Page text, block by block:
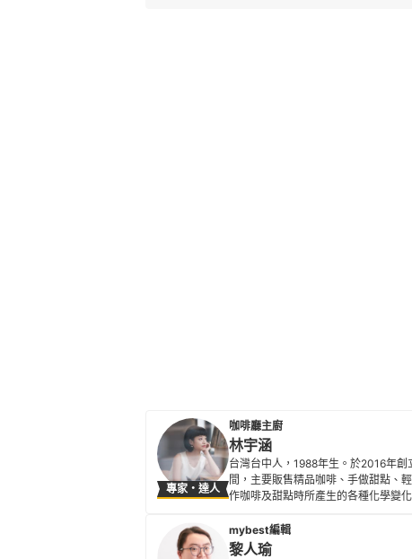
專家・達人
咖啡廳主廚
林宇涵
台灣台中人，1988年生。於2016年
間，主要販售精品咖啡、手做甜點、
作咖啡及甜點時所產生的各種化學變
林宇涵的簡介
mybest編輯
黎人瑜